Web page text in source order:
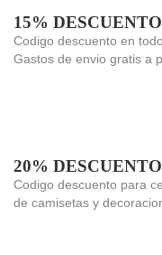
15% DESCUENTO
Codigo descuento en
Gastos de envio gratis a
20% DESCUENTO
Codigo descuento para
de camisetas y